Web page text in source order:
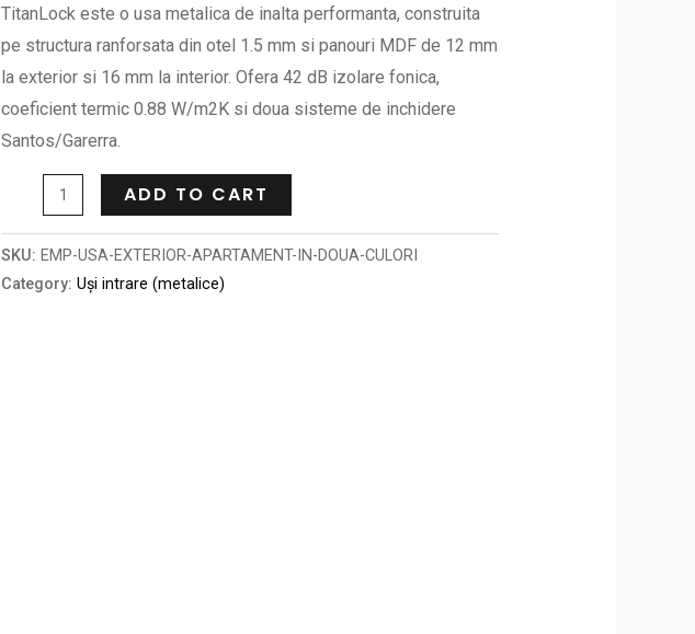
TitanLock este o usa metalica de inalta performanta, construita
pe structura ranforsata din otel 1.5 mm si panouri MDF de 12 mm
la exterior si 16 mm la interior. Ofera 42 dB izolare fonica,
coeficient termic 0.88 W/m2K si doua sisteme de inchidere
Santos/Garerra.
ADD TO CART
SKU: EMP-USA-EXTERIOR-APARTAMENT-IN-DOUA-CULORI
Category:Uși intrare (metalice)